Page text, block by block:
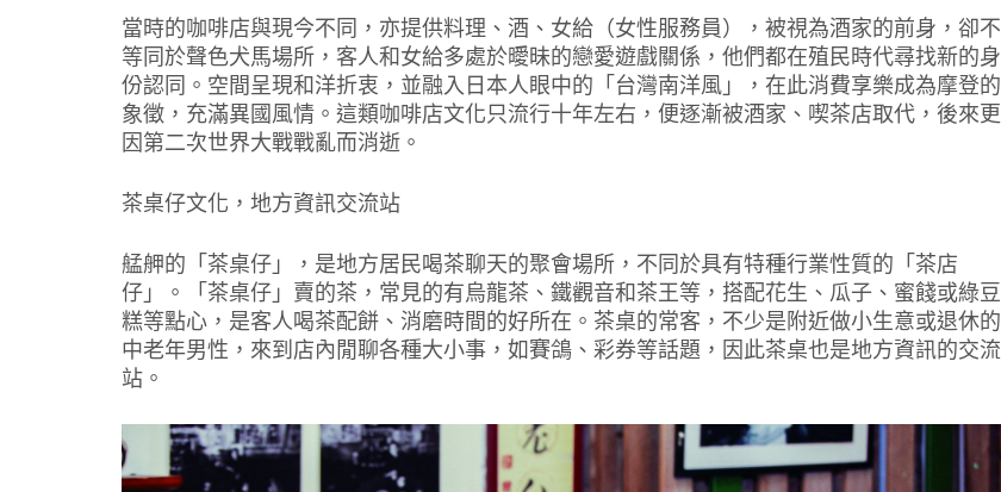
當時的咖啡店與現今不同，亦提供料理、酒、女給（女性服務員），被視為酒家的前身，卻不
等同於聲色犬馬場所，客人和女給多處於曖昧的戀愛遊戲關係，他們都在殖民時代尋找新的身
份認同。空間呈現和洋折衷，並融入日本人眼中的「台灣南洋風」，在此消費享樂成為摩登的
象徵，充滿異國風情。這類咖啡店文化只流行十年左右，便逐漸被酒家、喫茶店取代，後來更
因第二次世界大戰戰亂而消逝。
茶桌仔文化，地方資訊交流站
艋舺的「茶桌仔」，是地方居民喝茶聊天的聚會場所，不同於具有特種行業性質的「茶店
仔」。「茶桌仔」賣的茶，常見的有烏龍茶、鐵觀音和茶王等，搭配花生、瓜子、蜜餞或綠豆
糕等點心，是客人喝茶配餅、消磨時間的好所在。茶桌的常客，不少是附近做小生意或退休的
中老年男性，來到店內閒聊各種大小事，如賽鴿、彩券等話題，因此茶桌也是地方資訊的交流
站。